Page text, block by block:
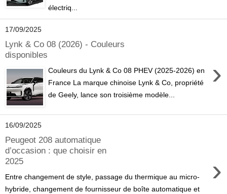
électriq...
17/09/2025
Lynk & Co 08 (2026) - Couleurs
disponibles
›
Couleurs du Lynk & Co 08 PHEV (2025-2026) en
France La marque chinoise Lynk & Co, propriété
de Geely, lance son troisième modèle...
16/09/2025
Peugeot 208 automatique
d’occasion : que choisir en
2025
›
Entre changement de style, passage du thermique au micro-
hybride, changement de fournisseur de boîte automatique et